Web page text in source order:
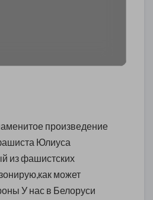
произведение
Юлиуса
из фашистских
может
У нас в Белоруси